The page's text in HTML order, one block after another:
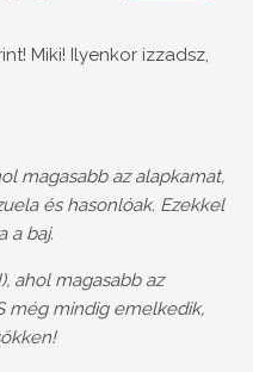
Miki! Ilyenkor izzadsz,
magasabb az alapkamat,
és hasonlóak. Ezekkel
a baj.
ahol magasabb az
még mindig emelkedik,